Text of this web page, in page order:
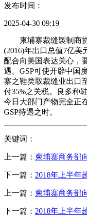
发布时间：
2025-04-30 09:19
柬埔寨裁缝製制商协
(2016)年出口总值7亿
配合向美国表达关心，
遇。GSP可使开辟中国
寨之鞋类取裁缝业出口
付35%之关税。良多种
今日大部门产物完全正
GSP待遇之时。
关键词：
上一篇： 柬埔寨商务部
下一篇： 2018年上半年
上一篇： 柬埔寨商务部
下一篇： 2018年上半年